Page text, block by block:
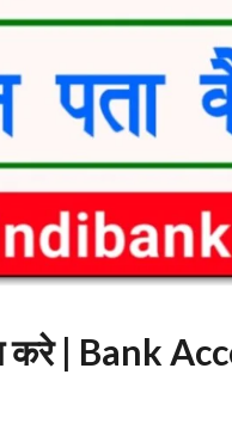
करे | Bank